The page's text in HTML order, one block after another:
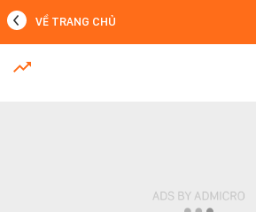
MỚI NHẤT
VỀ TRANG CHỦ